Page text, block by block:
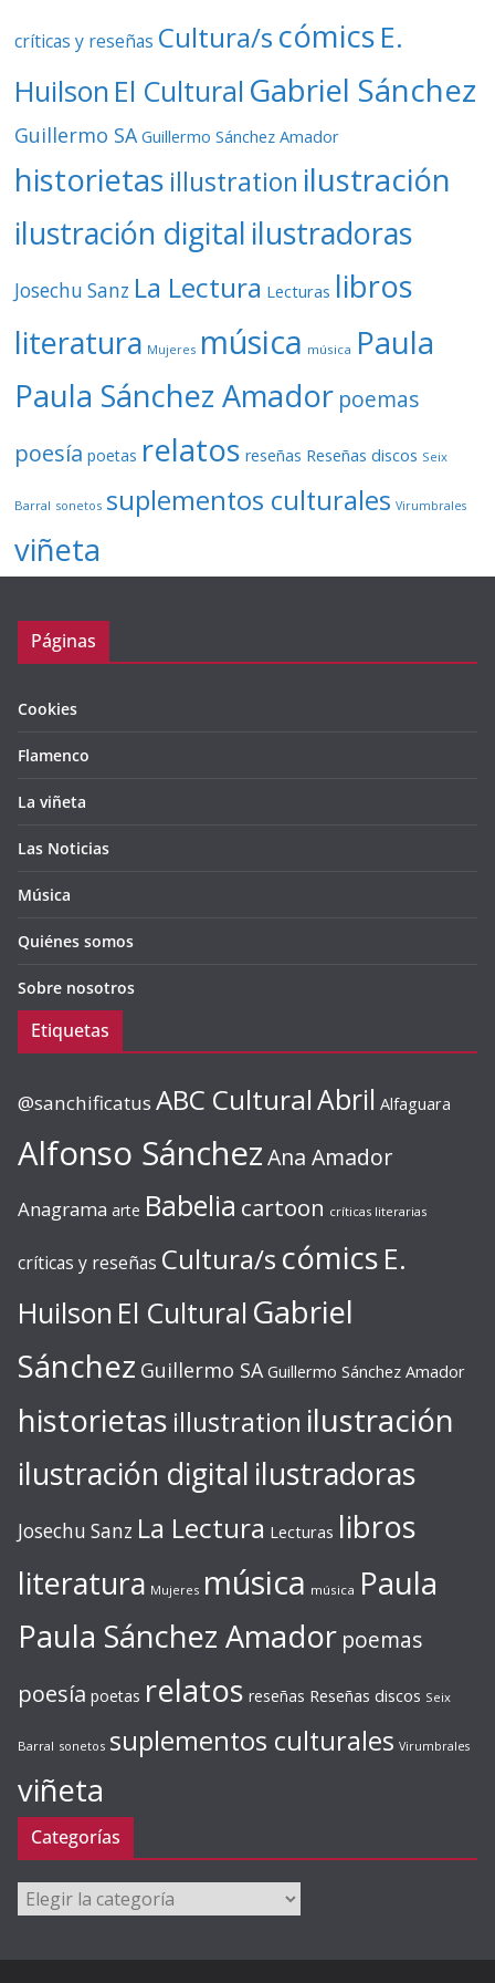
críticas y reseñas Cultura/s cómics E.
Huilson El Cultural Gabriel Sánchez
Guillermo SA Guillermo Sánchez Amador
historietas illustration ilustración
ilustración digital ilustradoras
Josechu Sanz La Lectura Lecturas libros
literatura Mujeres música música Paula
Paula Sánchez Amador poemas
poesía poetas relatos reseñas Reseñas discos Seix
Barral sonetos suplementos culturales Virumbrales
viñeta
Páginas
Cookies
Flamenco
La viñeta
Las Noticias
Música
Quiénes somos
Sobre nosotros
Etiquetas
@sanchificatus ABC CulturalAbril Alfaguara
Alfonso SánchezAna Amador
Anagrama arte Babelia cartoon críticas literarias
críticas y reseñas Cultura/s cómics E.
Huilson El Cultural Gabriel
Sánchez Guillermo SA Guillermo Sánchez Amador
historietas illustration ilustración
ilustración digital ilustradoras
Josechu Sanz La Lectura Lecturas libros
literatura Mujeres música música Paula
Paula Sánchez Amador poemas
poesía poetas relatos reseñas Reseñas discos Seix
Barral sonetos suplementos culturales Virumbrales
viñeta
Categorías
Categorías